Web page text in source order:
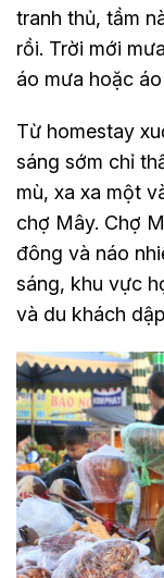
tranh thủ, tầm
rồi. Trời mới
áo mưa hoặc
Từ homestay
sáng sớm chỉ
mù, xa xa một
chợ Mây. Chợ
đông và náo
sáng, khu vực
và du khách